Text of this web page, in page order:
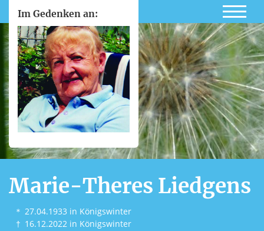
Im Gedenken an:
Marie-Theres Liedgens
＊ 27.04.1933 in Königswinter
† 16.12.2022 in Königswinter